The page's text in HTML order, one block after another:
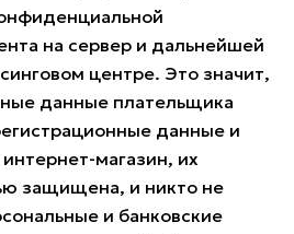
на сервер и дальнейшей
центре. Это значит,
данные плательщика
данные и
магазин, их
защищена, и никто не
и банковские